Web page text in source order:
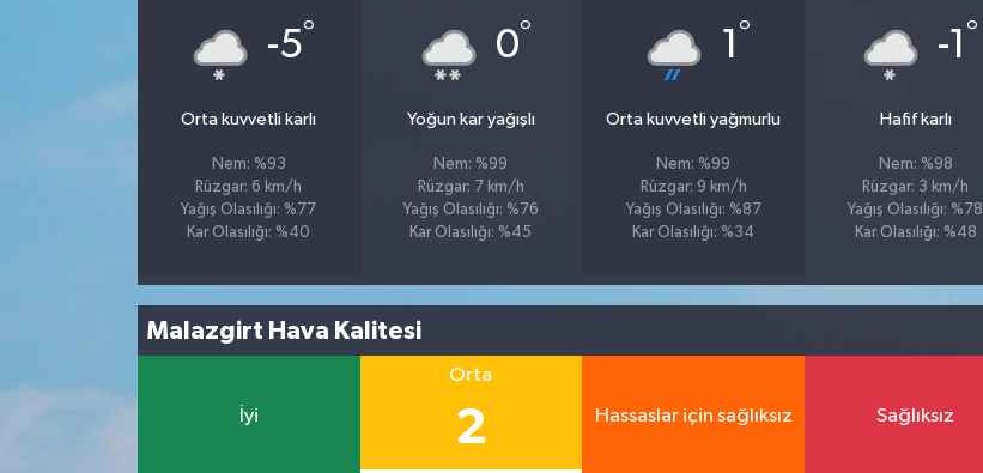
-5°
Orta kuvvetli karlı
Nem: %93
Rüzgar: 6 km/h
Yağış Olasılığı: %77
Kar Olasılığı: %40
0°
Yoğun kar yağışlı
Nem: %99
Rüzgar: 7 km/h
Yağış Olasılığı: %76
Kar Olasılığı: %45
1 °
Orta kuvvetli yağmurlu
Nem: %99
Rüzgar: 9 km/h
Yağış Olasılığı: %87
Kar Olasılığı: %34
-1 °
Hafif karlı
Nem: %98
Rüzgar: 3 km/h
Yağış Olasılığı: %78
Kar Olasılığı: %48
Malazgirt Hava Kalitesi
İyi
Orta
2 Hassaslar için sağlıksız Sağlıksız